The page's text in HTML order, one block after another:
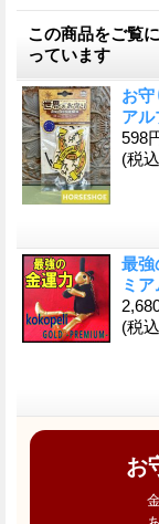
この商品をご覧
っています
お
アル
598
(税込
最強
ミア
(税込
お